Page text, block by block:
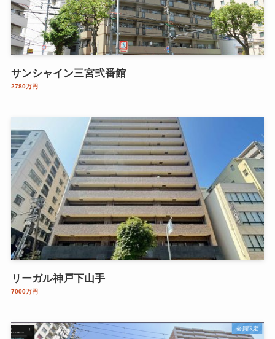
サンシャイン三宮弐番館
2780万円
リーガル神戸下山手
7000万円
会員限定